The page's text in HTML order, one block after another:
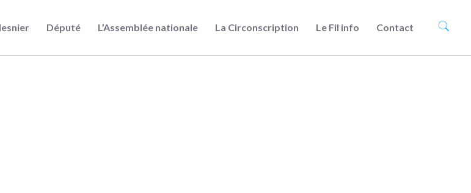
Député L’Assemblée nationale La Circonscription Le Fil info Contact